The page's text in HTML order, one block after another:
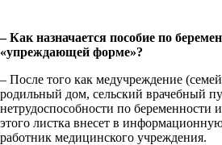
– Как назначается пособие по
«упреждающей форме»?
– После того как медучреждение
родильный дом, сельский врачебный
нетрудоспособности по
этого листка внесет в
работник медицинского учреждения.